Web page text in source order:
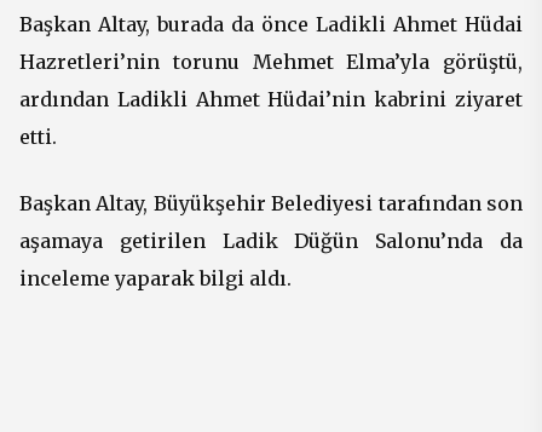
Başkan Altay, burada da önce Ladikli Ahmet Hüdai
Hazretleri’nin torunu Mehmet Elma’yla görüştü,
ardından Ladikli Ahmet Hüdai’nin kabrini ziyaret
etti.
Başkan Altay, Büyükşehir Belediyesi tarafından son
aşamaya getirilen Ladik Düğün Salonu’nda da
inceleme yaparak bilgi aldı.